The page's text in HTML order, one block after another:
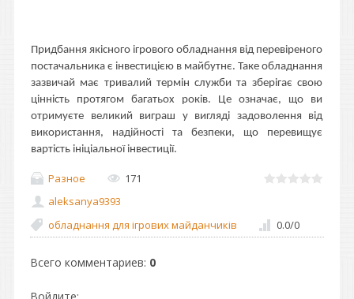
Придбання якісного ігрового обладнання від перевіреного
постачальника є інвестицією в майбутнє. Таке обладнання
зазвичай має тривалий термін служби та зберігає свою
цінність протягом багатьох років. Це означає, що ви
отримуєте великий виграш у вигляді задоволення від
використання, надійності та безпеки, що перевищує
вартість ініціальної інвестиції.
Разное
171
aleksanya9393
обладнання для ігрових майданчиків
0.0/0
Всего комментариев: 0